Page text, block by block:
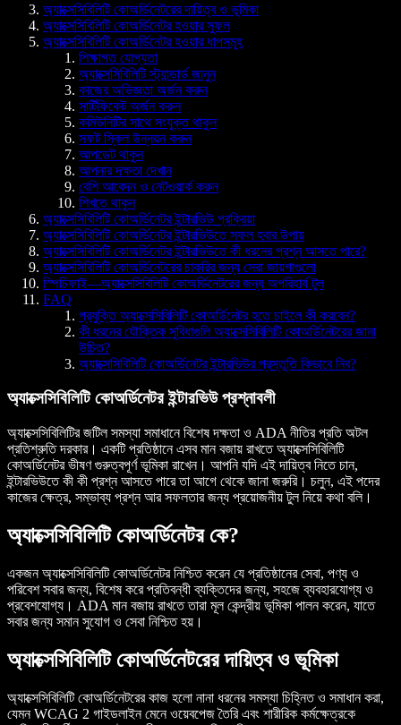
অ্যাক্সেসিবিলিটি কোঅর্ডিনেটরের দায়িত্ব ও ভূমিকা
অ্যাক্সেসিবিলিটি কোঅর্ডিনেটর হওয়ার সুফল
অ্যাক্সেসিবিলিটি কোঅর্ডিনেটর হওয়ার ধাপসমূহ
শিক্ষাগত যোগ্যতা
অ্যাক্সেসিবিলিটি স্ট্যান্ডার্ড জানুন
কাজের অভিজ্ঞতা অর্জন করুন
সার্টিফিকেট অর্জন করুন
কমিউনিটির সাথে সংযুক্ত থাকুন
সফট স্কিল উন্নয়ন করুন
আপডেট থাকুন
আপনার দক্ষতা দেখান
বেশি আবেদন ও নেটওয়ার্ক করুন
শিখতে থাকুন
অ্যাক্সেসিবিলিটি কোঅর্ডিনেটর ইন্টারভিউ প্রক্রিয়া
অ্যাক্সেসিবিলিটি কোঅর্ডিনেটর ইন্টারভিউতে সফল হবার উপায়
অ্যাক্সেসিবিলিটি কোঅর্ডিনেটর ইন্টারভিউতে কী ধরনের প্রশ্ন আসতে পারে?
অ্যাক্সেসিবিলিটি কোঅর্ডিনেটরের চাকরির জন্য সেরা জায়গাগুলো
স্পিচিফাই—অ্যাক্সেসিবিলিটি কোঅর্ডিনেটরের জন্য অপরিহার্য টুল
FAQ
প্রযুক্তি অ্যাক্সেসিবিলিটি কোঅর্ডিনেটর হতে চাইলে কী করবেন?
কী ধরনের যৌক্তিক সুবিধাগুলি অ্যাক্সেসিবিলিটি কোঅর্ডিনেটরের জানা
উচিত?
অ্যাক্সেসিবিলিটি কোঅর্ডিনেটর ইন্টারভিউর প্রস্তুতি কিভাবে নিব?
অ্যাক্সেসিবিলিটি কোঅর্ডিনেটর ইন্টারভিউ প্রশ্নাবলী
অ্যাক্সেসিবিলিটির জটিল সমস্যা সমাধানে বিশেষ দক্ষতা ও ADA নীতির প্রতি অটল
প্রতিশ্রুতি দরকার। একটি প্রতিষ্ঠানে এসব মান বজায় রাখতে অ্যাক্সেসিবিলিটি
কোঅর্ডিনেটর ভীষণ গুরুত্বপূর্ণ ভূমিকা রাখেন। আপনি যদি এই দায়িত্ব নিতে চান,
ইন্টারভিউতে কী কী প্রশ্ন আসতে পারে তা আগে থেকে জানা জরুরি। চলুন, এই পদের
কাজের ক্ষেত্র, সম্ভাব্য প্রশ্ন আর সফলতার জন্য প্রয়োজনীয় টুল নিয়ে কথা বলি।
অ্যাক্সেসিবিলিটি কোঅর্ডিনেটর কে?
একজন অ্যাক্সেসিবিলিটি কোঅর্ডিনেটর নিশ্চিত করেন যে প্রতিষ্ঠানের সেবা, পণ্য ও
পরিবেশ সবার জন্য, বিশেষ করে প্রতিবন্ধী ব্যক্তিদের জন্য, সহজে ব্যবহারযোগ্য ও
প্রবেশযোগ্য। ADA মান বজায় রাখতে তারা মূল কেন্দ্রীয় ভূমিকা পালন করেন, যাতে
সবার জন্য সমান সুযোগ ও সেবা নিশ্চিত হয়।
অ্যাক্সেসিবিলিটি কোঅর্ডিনেটরের দায়িত্ব ও ভূমিকা
অ্যাক্সেসিবিলিটি কোঅর্ডিনেটরের কাজ হলো নানা ধরনের সমস্যা চিহ্নিত ও সমাধান করা,
যেমন WCAG 2 গাইডলাইন মেনে ওয়েবপেজ তৈরি এবং শারীরিক কর্মক্ষেত্রকে